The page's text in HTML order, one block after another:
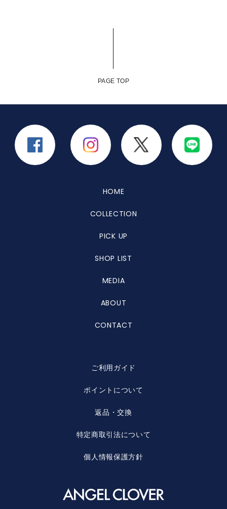
PAGE TOP
HOME
COLLECTION
PICK UP
SHOP LIST
MEDIA
ABOUT
CONTACT
ご利用ガイド
ポイントについて
返品・交換
特定商取引法について
個人情報保護方針